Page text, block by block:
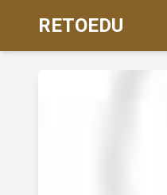
RETOEDU